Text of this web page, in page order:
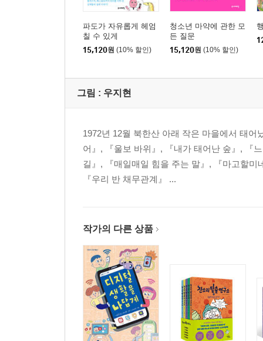
파도가 자유롭게 헤엄
칠 수 있게
15,120원 (10% 할인)
청소년 마약에 관한 모
든 질문
15,120원 (10% 할인)
그림 : 우지현
1972년 12월 북한산 아래 작은 마을에서 태
어』, 『울보 바위』, 『내가 태어난 숲』, 『
길』, 『매일매일 힘을 주는 말』, 『마고할
『우리 반 채무관계』 ...
작가의 다른 상품